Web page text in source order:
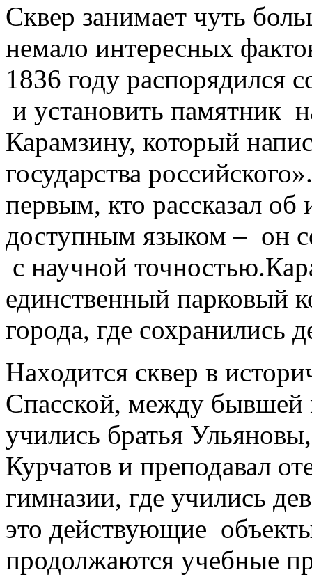
Сквер занимает чуть
немало интересных
1836 году распорядился
и установить памятник
Карамзину, который
государства
первым, кто рассказал
доступным языком – он
с научной
единственный парковый
города, где сохранились
Находится сквер в
Спасской, между бывшей
учились братья
Курчатов и преподавал
гимназии, где учились
это действующие
продолжаются учебные